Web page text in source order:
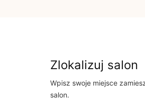
Zlokalizuj salon
Wpisz swoje miejsce
salon.